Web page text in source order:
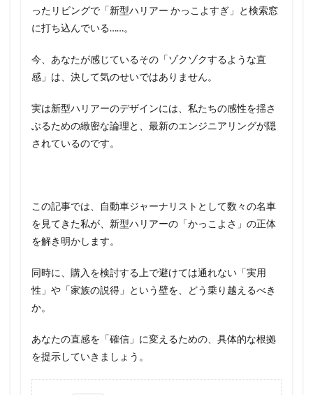
ったリビングで「新型ハリアー かっこよすぎ」と検索窓
に打ち込んでいる……。
今、あなたが感じているその「ゾクゾクするような直
感」は、決して気のせいではありません。
実は新型ハリアーのデザインには、私たちの感性を揺さ
ぶるための緻密な論理と、最新のエンジニアリングが隠
されているのです。
この記事では、自動車ジャーナリストとして数々の名車
を見てきた私が、新型ハリアーの「かっこよさ」の正体
を解き明かします。
同時に、購入を検討する上で避けては通れない「実用
性」や「家族の説得」という壁を、どう乗り越えるべき
か。
あなたの直感を「確信」に変えるための、具体的な根拠
を提示していきましょう。